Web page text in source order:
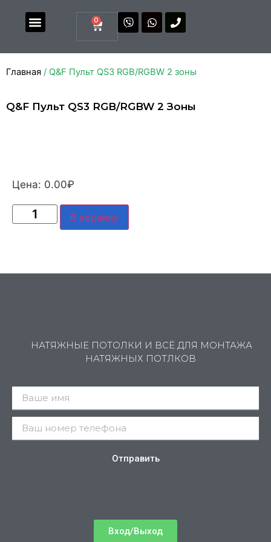
0
Главная / Q&F Пульт QS3 RGB/RGBW 2 зоны
Q&F Пульт QS3 RGB/RGBW 2 Зоны
Цена: 0.00₽
В корзину
НАТЯЖНЫЕ ПОТОЛКИ И ВСЁ ДЛЯ МОНТАЖА
НАТЯЖНЫХ ПОТЛКОВ
Отправить
Вход/Выход